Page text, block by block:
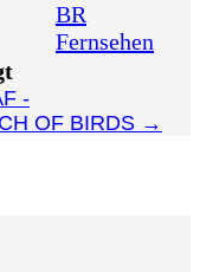
BR
Fernsehen
-
OF BIRDS →